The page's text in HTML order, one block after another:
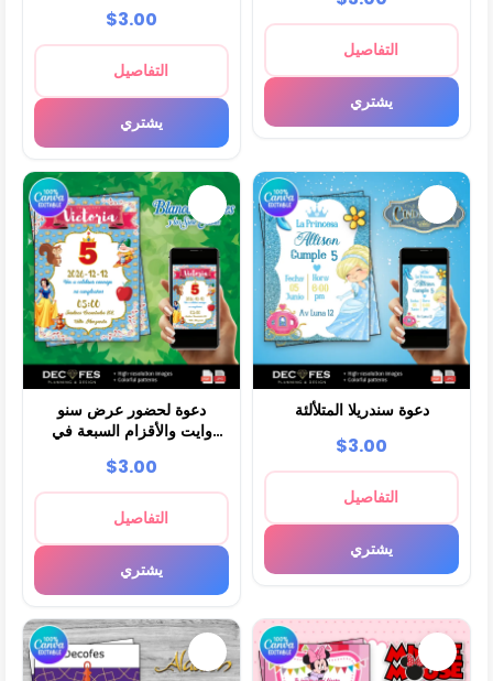
$3.00
التفاصيل
يشتري
التفاصيل
يشتري
دعوة لحضور عرض سنو
وايت والأقزام السبعة في
$3.00
التفاصيل
يشتري
دعوة سندريلا المتلألئة
$3.00
التفاصيل
يشتري